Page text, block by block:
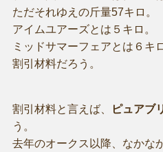
ただそれゆえの斤量57キロ。
アイムユアーズとは５キロ。
ミッドサマーフェアとは６キ
割引材料だろう。
割引材料と言えば、 ピュアブ
う。
去年のオークス以降、なかな